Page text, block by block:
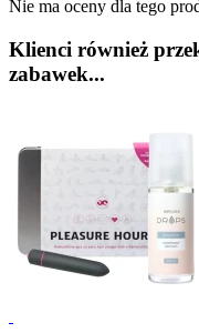
Nie ma oceny dla tego
Klienci również
zabawek...